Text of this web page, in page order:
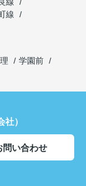
線
線
学園前
）
問い合わせ